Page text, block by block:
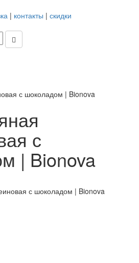
| контакты | скидки
с шоколадом | Bionova
с
| Bionova